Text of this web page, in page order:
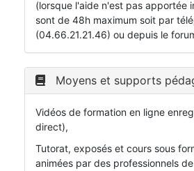
(lorsque l'aide n'est pas apportée
sont de 48h maximum soit par
(04.66.21.21.46) ou depuis le
Moyens et supports
Vidéos de formation en ligne
direct),
Tutorat, exposés et cours sous
animées par des professionnels